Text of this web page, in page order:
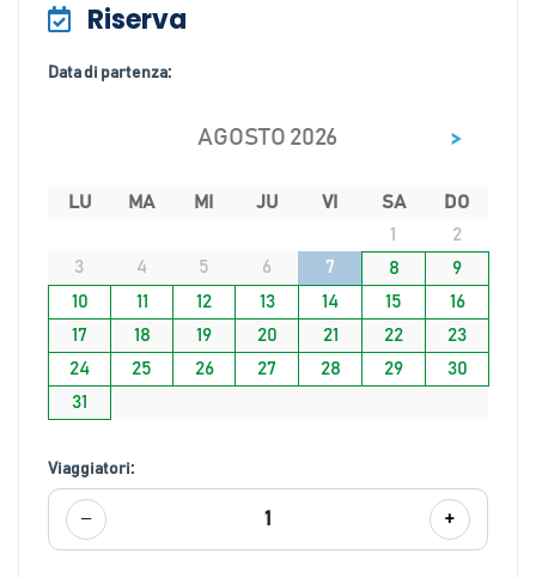
Riserva
Data di partenza:
AGOSTO 2026 >
LU MA MI JU VI SA
DO
1
2
3
4 5 6 7 8
9
10
11 12 13 14 15
16
17
18 19 20 21 22
23
24
25 26 27 28 29
30
31
Viaggiatori:
− 1 +